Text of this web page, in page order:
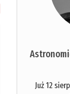
Już 12